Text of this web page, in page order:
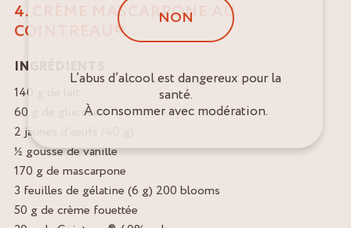
4. CRÈME MASCARPONE AU
COINTREAU®
INGRÉDIENTS
140 g de lait
60 g de glucose
2 jaunes d’œufs (40 g)
½ gousse de vanille
170 g de mascarpone
3 feuilles de gélatine (6 g) 200 blooms
50 g de crème fouettée
NON
L’abus d’alcool est dangereux pour la
santé.
À consommer avec modération.